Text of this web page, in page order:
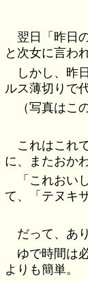
翌日「昨日
と次女に言わ
しかし、昨
ルス薄切りで
（写真はこ
これはこれ
に、またおか
「これおい
て、「テヌキ
だって、あ
ゆで時間は
よりも簡単。